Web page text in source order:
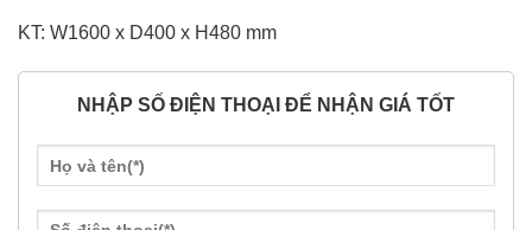
KT: W1600 x D400 x H480 mm
NHẬP SỐ ĐIỆN THOẠI ĐỂ NHẬN GIÁ TỐT